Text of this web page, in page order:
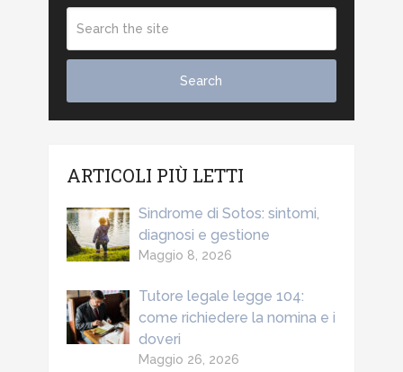
ARTICOLI PIÙ LETTI
Sindrome di Sotos: sintomi,
diagnosi e gestione
Maggio 8, 2026
Tutore legale legge 104:
come richiedere la nomina e i
doveri
Maggio 26, 2026